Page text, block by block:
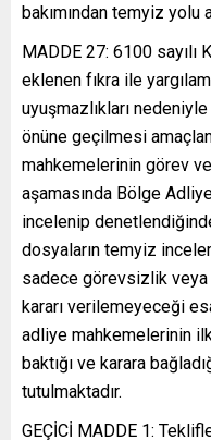
bakımından temyiz yolu
MADDE 27: 6100 sayılı
eklenen fıkra ile
uyuşmazlıkları
önüne geçilmesi
mahkemelerinin görev
aşamasında Bölge
incelenip
dosyaların temyiz
sadece görevsizlik
kararı verilemeyeceği
adliye mahkemelerinin
baktığı ve karara
tutulmaktadır.
GEÇİCİ MADDE 1: